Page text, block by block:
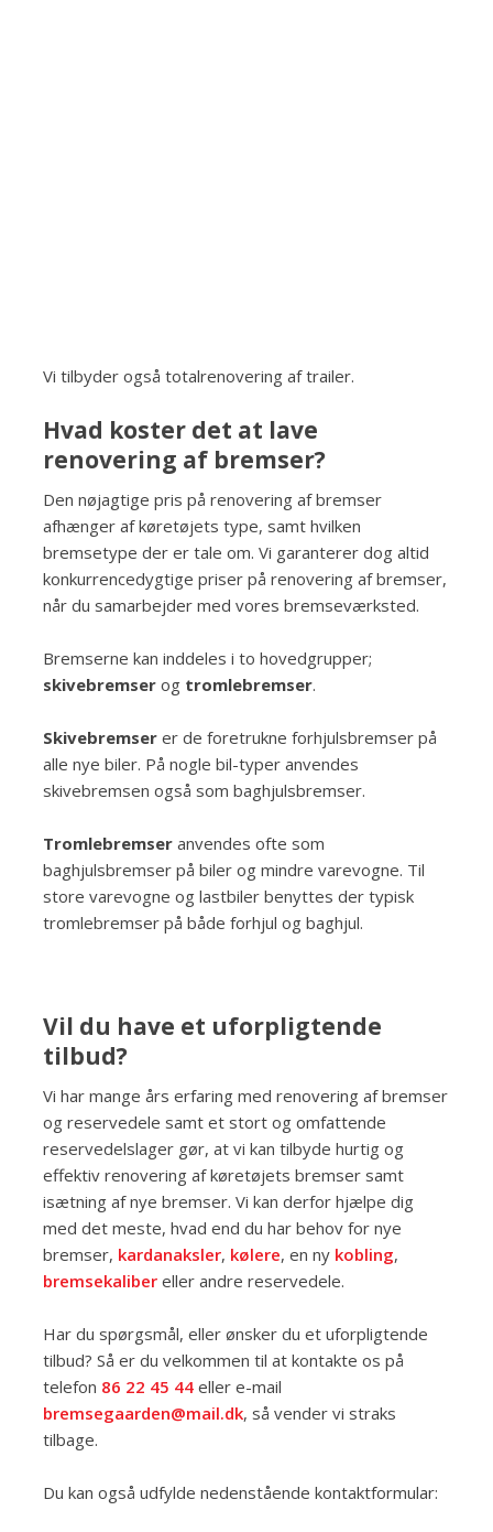
Vi tilbyder også totalrenovering af trailer.
Hvad koster det at lave
renovering af bremser?
Den nøjagtige pris på renovering af bremser
afhænger af køretøjets type, samt hvilken
bremsetype der er tale om. Vi garanterer dog altid
konkurrencedygtige priser på renovering af bremser,
når du samarbejder med vores bremseværksted.
Bremserne kan inddeles i to hovedgrupper;
skivebremser og tromlebremser.
Skivebremser er de foretrukne forhjulsbremser på
alle nye biler. På nogle bil-typer anvendes
skivebremsen også som baghjulsbremser.
Tromlebremser anvendes ofte som
baghjulsbremser på biler og mindre varevogne. Til
store varevogne og lastbiler benyttes der typisk
tromlebremser på både forhjul og baghjul.
Vil du have et uforpligtende
tilbud?
Vi har mange års erfaring med renovering af bremser
og reservedele samt et stort og omfattende
reservedelslager gør, at vi kan tilbyde hurtig og
effektiv renovering af køretøjets bremser samt
isætning af nye bremser. Vi kan derfor hjælpe dig
med det meste, hvad end du har behov for nye
bremser, kardanaksler, kølere, en ny kobling,
bremsekaliber eller andre reservedele.
Har du spørgsmål, eller ønsker du et uforpligtende
tilbud? Så er du velkommen til at kontakte os på
telefon 86 22 45 44 eller e-mail
bremsegaarden@mail.dk, så vender vi straks
tilbage.
Du kan også udfylde nedenstående kontaktformular: